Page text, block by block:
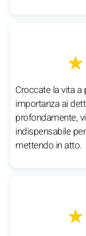
Croccate la vita
importanza ai
profondamente,
indispensabile
mettendo in atto.